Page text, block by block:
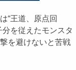
“王道、原点回
を従えたモンスタ
を避けないと苦戦